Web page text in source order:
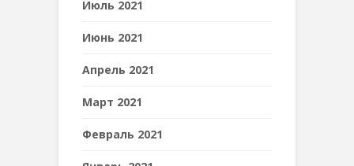
Июль 2021
Июнь 2021
Апрель 2021
Март 2021
Февраль 2021